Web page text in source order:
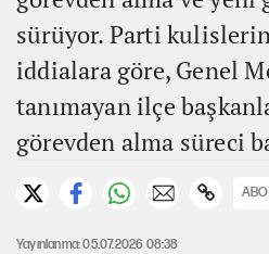
sürüyor. Parti
iddialara göre, Genel
tanımayan ilçe
görevden alma süreci
Yayınlanma: 05.07.2026 08:38